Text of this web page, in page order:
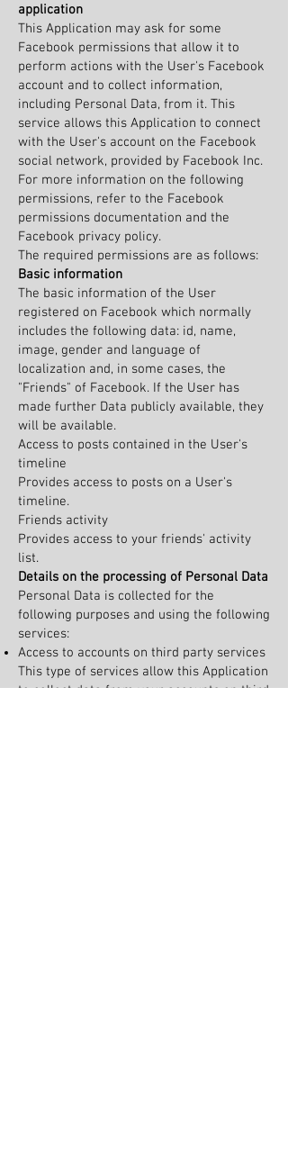
application
This Application may ask for some
Facebook permissions that allow it to
perform actions with the User's Facebook
account and to collect information,
including Personal Data, from it. This
service allows this Application to connect
with the User's account on the Facebook
social network, provided by Facebook Inc.
For more information on the following
permissions, refer to the Facebook
permissions documentation and the
Facebook privacy policy.
The required permissions are as follows:
Basic information
The basic information of the User
registered on Facebook which normally
includes the following data: id, name,
image, gender and language of
localization and, in some cases, the
"Friends" of Facebook. If the User has
made further Data publicly available, they
will be available.
Access to posts contained in the User's
timeline
Provides access to posts on a User's
timeline.
Friends activity
Provides access to your friends' activity
list.
Details on the processing of Personal Data
Personal Data is collected for the
following purposes and using the following
services:
Access to accounts on third party services
This type of services allow this Application
to collect data from your accounts on third